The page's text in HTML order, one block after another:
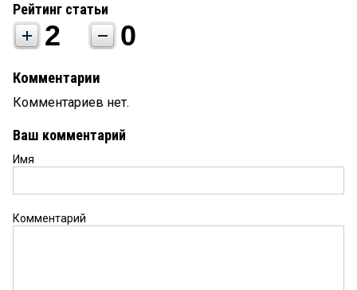
Рейтинг статьи
2 0
Комментарии
Комментариев нет.
Ваш комментарий
Имя
Комментарий